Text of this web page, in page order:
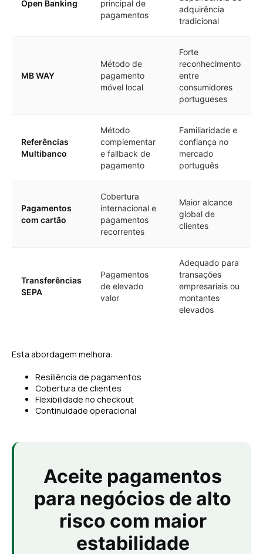
Open Banking
principal de
pagamentos
adquirência
tradicional
MB WAY
Método de
pagamento
móvel local
Forte
reconhecimento
entre
consumidores
portugueses
Referências
Multibanco
Método
complementar
e fallback de
pagamento
Familiaridade e
confiança no
mercado
português
Pagamentos
com cartão
Cobertura
internacional e
pagamentos
recorrentes
Maior alcance
global de
clientes
Transferências
SEPA
Pagamentos
de elevado
valor
Adequado para
transações
empresariais ou
montantes
elevados
Esta abordagem melhora:
Resiliência de pagamentos
Cobertura de clientes
Flexibilidade no checkout
Continuidade operacional
Aceite pagamentos
para negócios de alto
risco com maior
estabilidade